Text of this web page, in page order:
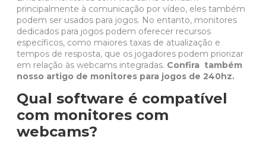
principalmente à comunicação por vídeo, eles também
podem ser usados ​​para jogos. No entanto, monitores
dedicados para jogos podem oferecer recursos
específicos, como maiores taxas de atualização e
tempos de resposta, que os jogadores podem priorizar
em relação às webcams integradas. Confira também
nosso artigo de monitores para jogos de 240hz.
Qual software é compatível
com monitores com
webcams?